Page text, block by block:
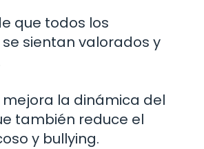
que todos los
sientan valorados y
mejora la dinámica del
también reduce el
y bullying.